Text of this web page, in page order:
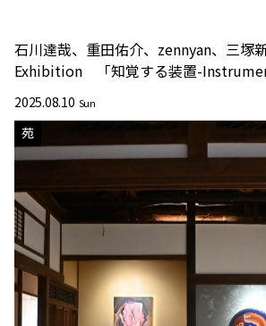
石川達哉、重田佑介、zennyan、三塚
Exhibition 「知覚する装置-
Perception-」
2025.08.10 Sun
苑